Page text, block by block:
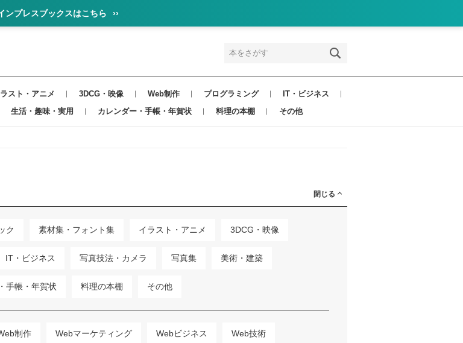
ンプレスブックスはこちら ››
スト・アニメ 3DCG・映像 Web制作 プログラミング
IT・ビジネス
生活・趣味・実用 カレンダー・手帳・年賀状 料理の本棚 その他
閉じる
ク 素材集・フォント集 イラスト・アニメ 3DCG・映像
IT・ビジネス 写真技法・カメラ 写真集 美術・建築
手帳・年賀状 料理の本棚 その他
制作 Webマーケティング Webビジネス Web技術